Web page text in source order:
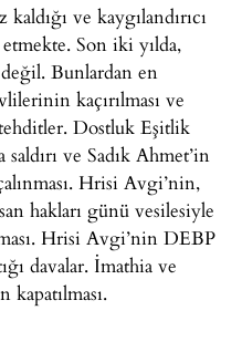
ve kaygılandırıcı
Son iki yılda,
Bunlardan en
kaçırılması ve
Dostluk Eşitlik
ve Sadık Ahmet’in
Hrisi Avgi’nin,
hakları günü vesilesiyle
Hrisi Avgi’nin DEBP
davalar. İmathia ve